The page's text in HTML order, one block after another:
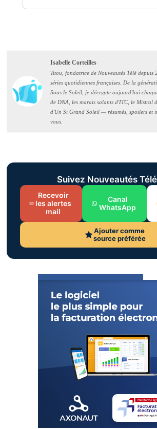
Isabelle Corteilles
Titou, fondatrice de Nouveautés Télé depuis
séries quotidiennes françaises. De la
Sous le Soleil, je décrypte aujourd'hui
de DNA, les marais salants d'ITC, le Mistral
d'Un Si Grand Soleil — résumés, spoilers et
vous.
Suivez Nouveautés
Recevoir
les alertes
mail
Canal
WhatsApp
Ajouter comme
source préférée